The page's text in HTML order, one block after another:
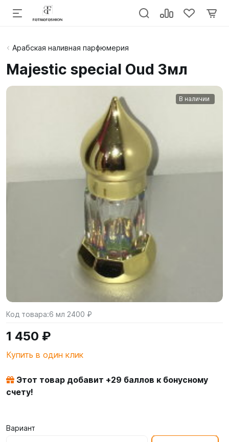
Арабская наливная парфюмерия
Majestic special Oud 3мл
В наличии
Код товара:6 мл 2400 ₽
1 450 ₽
Купить в один клик
Этот товар добавит +29 баллов к бонусному
счету!
Вариант